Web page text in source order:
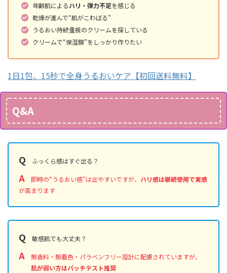
年齢肌によるハリ・弾力不足を感じる
乾燥が進んで“肌がこわばる”
うるおい持続重視のクリームを探している
クリームで“保湿膜”をしっかり作りたい
1日1包、15秒で全身うるおいケア【初回送料無料】
Q&A
Q ふっくら感はすぐ出る？
A 即時の“うるおい感”は出やすいですが、 ハリ感は継続使用で実感
が高まります
Q 敏感肌でも大丈夫？
A 無香料・無着色・パラベンフリー設計に配慮されていますが、
肌が弱い方はパッチテスト推奨